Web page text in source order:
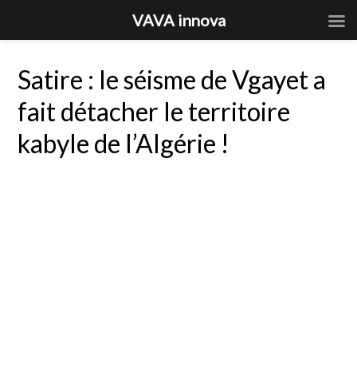
Satire : le séisme de Vgayet a
fait détacher le territoire
kabyle de l’Algérie !
VAVA innova